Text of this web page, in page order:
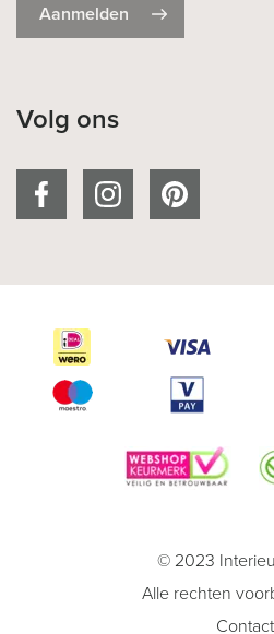
Aanmelden
Volg ons
© 2023
Alle rechten
Contact